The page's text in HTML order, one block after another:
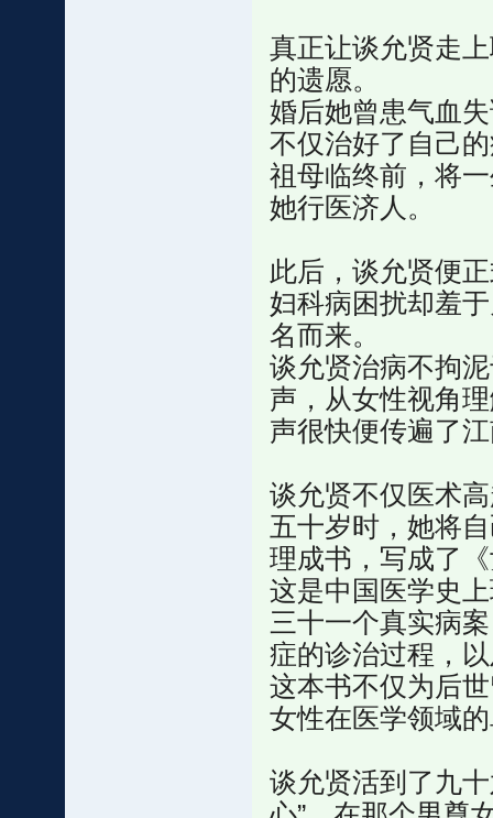
真正让谈允贤走
的遗愿。
婚后她曾患气血
不仅治好了自己
祖母临终前，将
她行医济人。
此后，谈允贤便
妇科病困扰却羞
名而来。
谈允贤治病不拘
声，从女性视角
声很快便传遍了
谈允贤不仅医术
五十岁时，她将
理成书，写成了
这是中国医学史
三十一个真实病
症的诊治过程，
这本书不仅为后
女性在医学领域
谈允贤活到了九